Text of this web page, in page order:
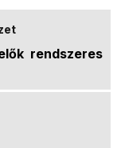
rendszeres